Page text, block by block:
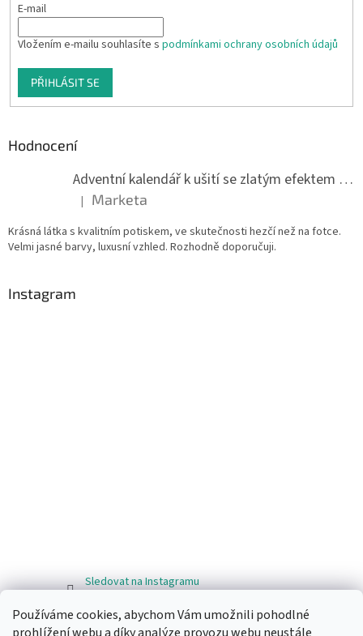
Používáme cookies, abychom Vám umožnili pohodlné
E-mail
Vložením e-mailu souhlasíte s podmínkami ochrany osobních údajů
PŘIHLÁSIT SE
Hodnocení
Adventní kalendář k ušití se zlatým efektem 042Q
Hodnocení produktu je 5 z 5 hvězdiček.
| Marketa
Krásná látka s kvalitním potiskem, ve skutečnosti hezčí než na fotce.
Velmi jasné barvy, luxusní vzhled. Rozhodně doporučuji.
Instagram
Sledovat na Instagramu
Facebook